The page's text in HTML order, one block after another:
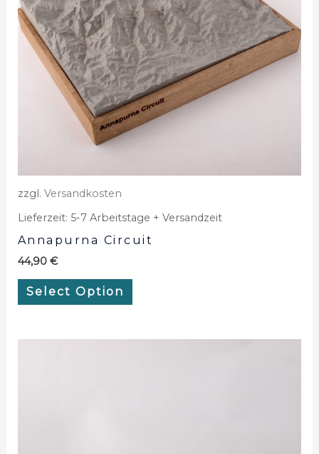
zzgl. Versandkosten
Lieferzeit: 5-7 Arbeitstage + Versandzeit
Annapurna Circuit
44,90 €
Select Option